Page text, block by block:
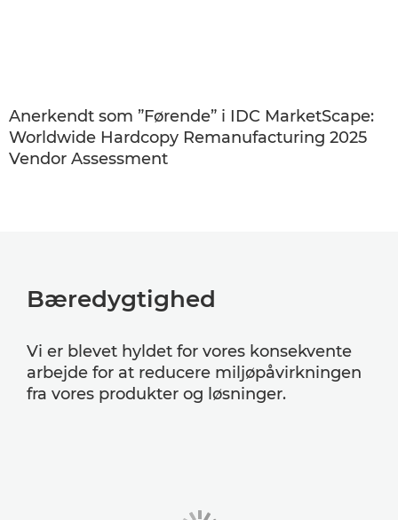
Anerkendt som ”Førende” i IDC MarketScape:
Worldwide Hardcopy Remanufacturing 2025
Vendor Assessment
Bæredygtighed
Vi er blevet hyldet for vores konsekvente
arbejde for at reducere miljøpåvirkningen
fra vores produkter og løsninger.